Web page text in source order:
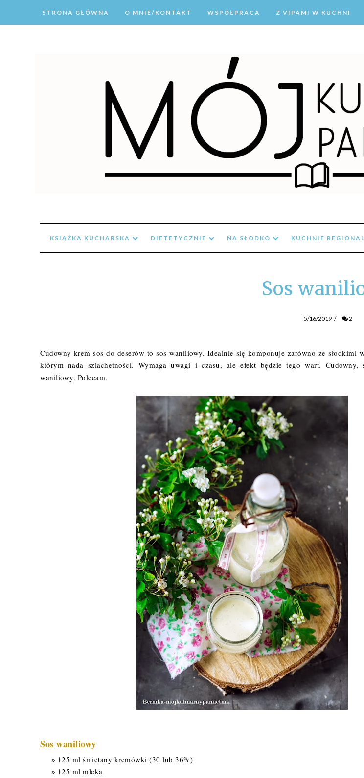
STRONA GŁÓWNA O MNIE/KONTAKT WSPÓŁPRACA Z VIPAMI W KUCHNI
KSIĄŻKA KUCHARSKA DIETETYCZNIE NA SŁODKO KUCHNIE
Sos
5/16/2019 / 2
Cudowny krem sos do deserów to sos waniliowy. Idealnie się komponuje zarówno ze słodkimi
którym nada szlachetności. Wymaga uwagi i czasu, ale efekt będzie tego wart. Cudowny,
waniliowy. Polecam.
Sos waniliowy
125 ml śmietany kremówki (30 lub 36%)
125 ml mleka